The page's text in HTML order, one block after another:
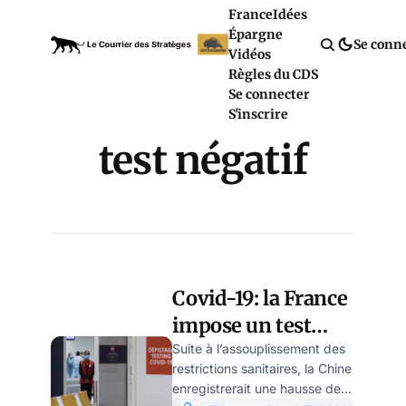
FranceIdées
Épargne
Vidéos
Règles du CDS
Se connecter
S'inscrire
Se
test négatif
Covid-19: la France
impose un test
Covid négatif aux
passagers venant
Suite à l’assouplissement des
restrictions sanitaires, la Chine
enregistrerait une hausse des